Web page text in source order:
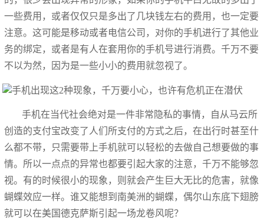
一些费用，或者仅仅只是多出了几块钱左右的费用，也一定要
注意。这可能是移动或者电信公司，对你的手机进行了其他业
务的绑定，或者是有人在套用你的手机号进行消费。千万不要
不以为然，因为是一些小小的费用就忽视了。
手机在当代社会绝对是一件非常隐私的事情，自从马云所
创造的支付宝改变了人们所支付的方式之后，在出行时甚至什
么都不带，只需要带上手机就可以轻松的去做自己想要做的事
情。所以一点点的异常也都要引起大家的注意，千万不能够忽
视。有的时候很小的现象，则就会产生巨大无比的危害，就像
蝴蝶效应一样。谁又能想到南美洲的蝴蝶，偶尔山东底下翅膀
就可以在美国德克萨斯引起一场龙卷风呢？